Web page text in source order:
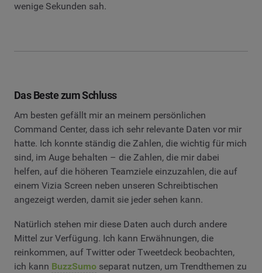
wenige Sekunden sah.
Das Beste zum Schluss
Am besten gefällt mir an meinem persönlichen
Command Center, dass ich sehr relevante Daten vor mir
hatte. Ich konnte ständig die Zahlen, die wichtig für mich
sind, im Auge behalten – die Zahlen, die mir dabei
helfen, auf die höheren Teamziele einzuzahlen, die auf
einem Vizia Screen neben unseren Schreibtischen
angezeigt werden, damit sie jeder sehen kann.
Natürlich stehen mir diese Daten auch durch andere
Mittel zur Verfügung. Ich kann Erwähnungen, die
reinkommen, auf Twitter oder Tweetdeck beobachten,
ich kann BuzzSumo separat nutzen, um Trendthemen zu